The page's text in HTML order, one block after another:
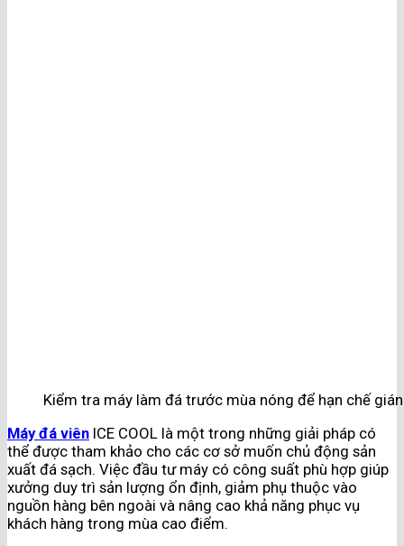
Kiểm tra máy làm đá trước mùa nóng để hạn chế
Máy đá viên ICE COOL là một trong những giải pháp có
thể được tham khảo cho các cơ sở muốn chủ động sản
xuất đá sạch. Việc đầu tư máy có công suất phù hợp giúp
xưởng duy trì sản lượng ổn định, giảm phụ thuộc vào
nguồn hàng bên ngoài và nâng cao khả năng phục vụ
khách hàng trong mùa cao điểm.